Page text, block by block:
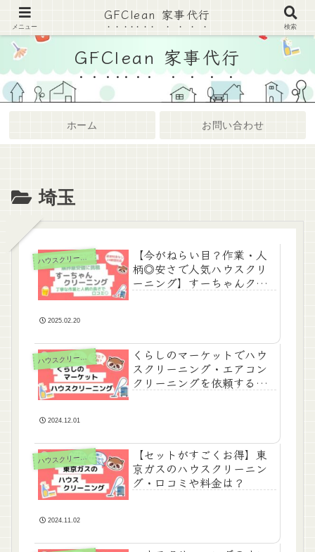
家事代行・ハウスクリーニングまとめサイト
GFClean 家事代行
ホーム お問い合わせ
埼玉
ハ
ウスクリーニング
【今がねらい目？作業・人
柄◎安さで人気ハウスクリ
ーニング】すーちゃんクリ
2025.02.20
ハ
ウスクリーニング
くらしのマーケットでハウ
スクリーニング・エアコン
クリーニングを依頼するの
2024.12.01
ハ
ウスクリーニング
【セットがすごくお得】東
京ガスのハウスクリーニン
グ・口コミや料金は？
2024.11.02
メニュー
GFClean 家事代行
検索